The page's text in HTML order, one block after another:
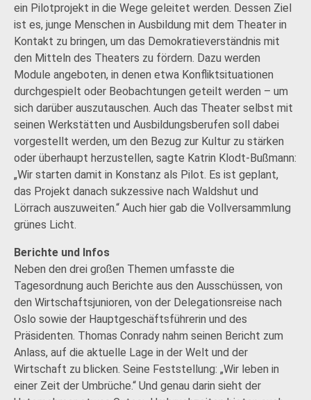
ein Pilotprojekt in die Wege geleitet werden. Dessen Ziel
ist es, junge Menschen in Ausbildung mit dem Theater in
Kontakt zu bringen, um das Demokratieverständnis mit
den Mitteln des Theaters zu fördern. Dazu werden
Module angeboten, in denen etwa Konfliktsituationen
durchgespielt oder Beobachtungen geteilt werden – um
sich darüber auszutauschen. Auch das Theater selbst mit
seinen Werkstätten und Ausbildungsberufen soll dabei
vorgestellt werden, um den Bezug zur Kultur zu stärken
oder überhaupt herzustellen, sagte Katrin Klodt-Bußmann:
„Wir starten damit in Konstanz als Pilot. Es ist geplant,
das Projekt danach sukzessive nach Waldshut und
Lörrach auszuweiten.“ Auch hier gab die Vollversammlung
grünes Licht.
Berichte und Infos
Neben den drei großen Themen umfasste die
Tagesordnung auch Berichte aus den Ausschüssen, von
den Wirtschaftsjunioren, von der Delegationsreise nach
Oslo sowie der Hauptgeschäftsführerin und des
Präsidenten. Thomas Conrady nahm seinen Bericht zum
Anlass, auf die aktuelle Lage in der Welt und der
Wirtschaft zu blicken. Seine Feststellung: „Wir leben in
einer Zeit der Umbrüche.“ Und genau darin sieht der